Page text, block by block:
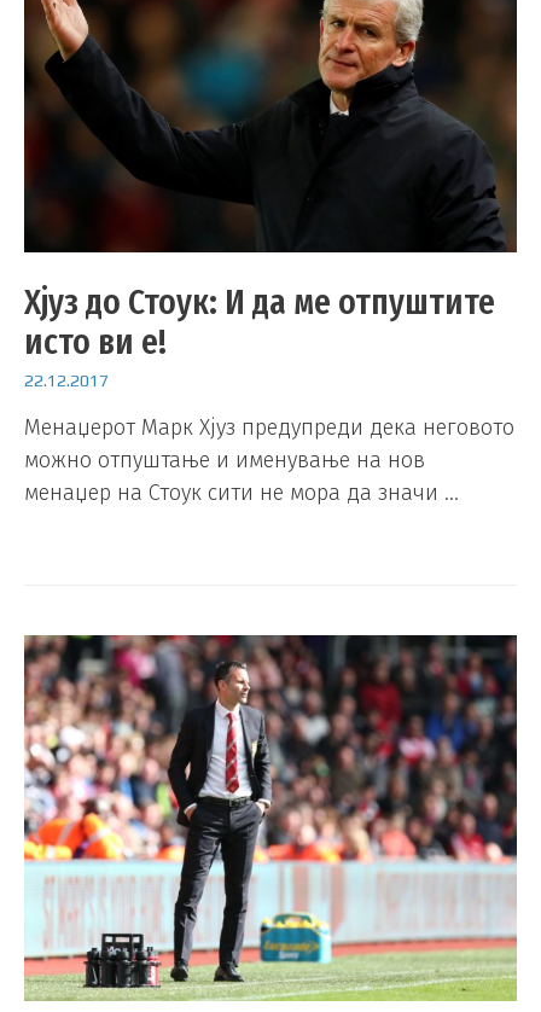
Хјуз до Стоук: И да ме отпуштите
исто ви е!
22.12.2017
Менаџерот Марк Хјуз предупреди дека неговото
можно отпуштање и именување на нов
менаџер на Стоук сити не мора да значи …